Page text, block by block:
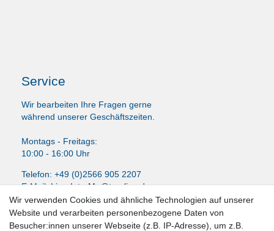
Service
Wir bearbeiten Ihre Fragen gerne
während unserer Geschäftszeiten.
Montags - Freitags:
10:00 - 16:00 Uhr
Telefon: +49 (0)2566 905 2207
E-Mail:LissyInterMo@t-online.de
Wir verwenden Cookies und ähnliche Technologien auf unserer
Website und verarbeiten personenbezogene Daten von
Besucher:innen unserer Webseite (z.B. IP-Adresse), um z.B.